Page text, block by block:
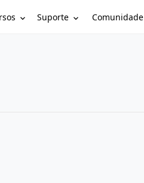
Suporte Comunidade